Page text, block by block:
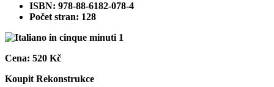
ISBN: 978-88-6182-078-4
Počet stran: 128
Cena: 520 Kč
Koupit Rekonstrukce